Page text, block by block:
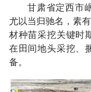
甘肃省定西市
尤以当归驰名，素
材种苗采挖关键时
在田间地头采挖、
备。